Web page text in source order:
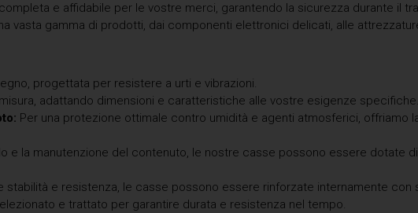
e affidabile per le vostre merci, garantendo la sicurezza durante il
vasta gamma di prodotti, dai componenti elettronici delicati, alle
progettata per resistere a urti e vibrazioni.
adattando dimensioni e caratteristiche alle vostre esigenze specifiche.
Per una protezione ottimale contro umidità e agenti atmosferici, offriamo
e la manutenzione del contenuto, le nostre casse possono essere dotate
stabilità e resistenza, le casse possono essere rinforzate internamente con
e trattato per garantire durata e resistenza nel tempo.